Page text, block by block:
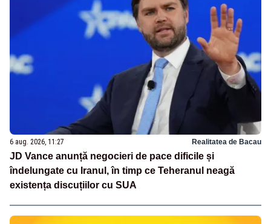
6 aug. 2026, 11:27 Realitatea de Bacau
JD Vance anunță negocieri de pace dificile și
îndelungate cu Iranul, în timp ce Teheranul neagă
existența discuțiilor cu SUA